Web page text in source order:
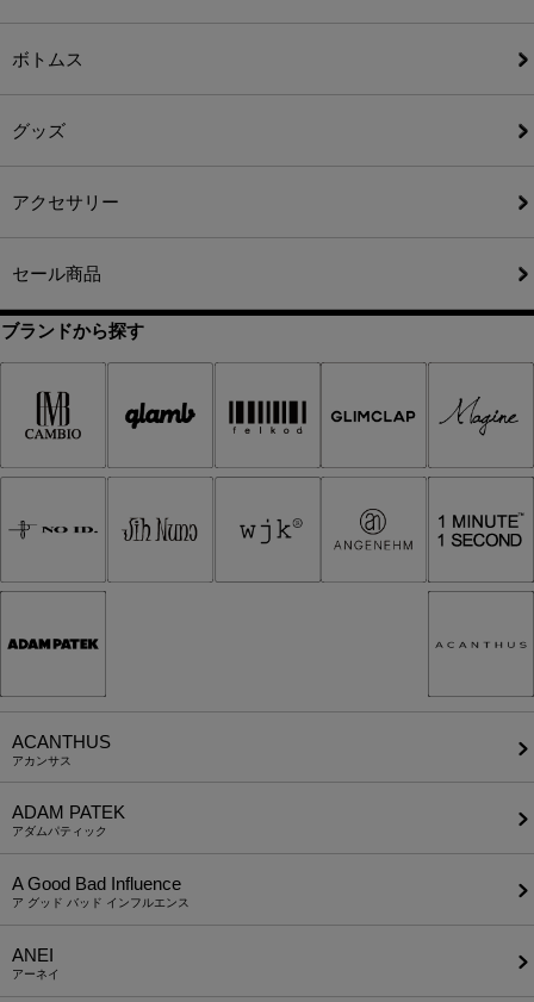
ボトムス
グッズ
アクセサリー
セール商品
ブランドから探す
ACANTHUS
アカンサス
ADAM PATEK
アダムパティック
A Good Bad Influence
ア グッド バッド インフルエンス
ANEI
アーネイ